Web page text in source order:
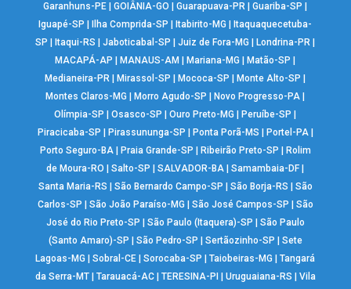
Garanhuns-PE |GOIÂNIA-GO |Guarapuava-PR |Guariba-SP
Iguapé-SP
Ilha Comprida-SP Itabirito-MG
Itaquaquecetuba-
SP
Itaqui-RS |Jaboticabal-SP |Juiz de Fora-MG Londrina-PR
MACAPÁ-AP
MANAUS-AM Mariana-MG Matão-SP
Medianeira-PR
Mirassol-SP Mococa-SP Monte Alto-SP
Montes Claros-MG
Morro Agudo-SP Novo Progresso-PA
Olímpia-SP
|Osasco-SP |Ouro Preto-MG Peruíbe-SP
Piracicaba-SP
Pirassununga-SP Ponta Porã-MS Portel-PA|
Porto Seguro-BA| Praia Grande-SP Ribeirão Preto-SP
Rolim
de Moura-RO
|Salto-SP |SALVADOR-BA |Samambaia-DF
Santa Maria-RS
São Bernardo Campo-SP São Borja-RS
São
Carlos-SP
São João Paraíso-MG São José Campos-SP
São
José do Rio Preto-SP
São Paulo (Itaquera)-SP
São Paulo
(Santo Amaro)-SP
São Pedro-SP Sertãozinho-SP
Sete
Lagoas-MG
|Sobral-CE |Sorocaba-SP |Taiobeiras-MG |Tangará
da Serra-MT| Tarauacá-AC| TERESINA-PI Uruguaiana-RS Vila